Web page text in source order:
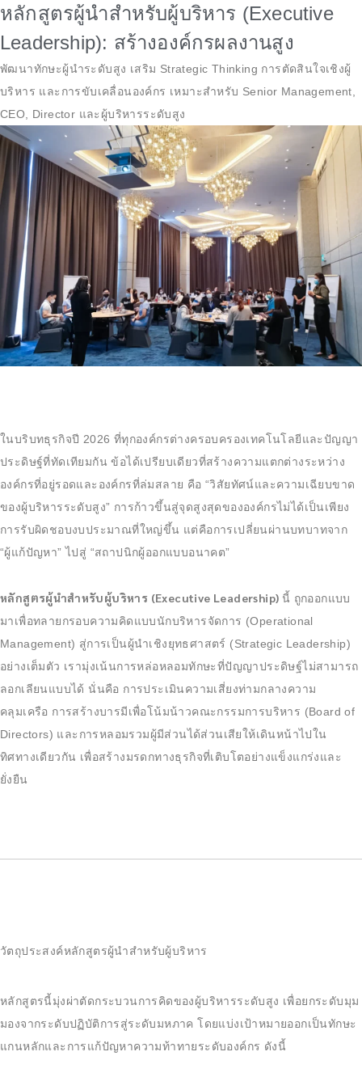
หลักสูตรผู้นำสำหรับผู้บริหาร (Executive
Leadership): สร้างองค์กรผลงานสูง
พัฒนาทักษะผู้นำระดับสูง เสริม Strategic Thinking การตัดสินใจเชิงผู้
บริหาร และการขับเคลื่อนองค์กร เหมาะสำหรับ Senior Management,
CEO, Director และผู้บริหารระดับสูง
ในบริบทธุรกิจปี 2026 ที่ทุกองค์กรต่างครอบครองเทคโนโลยีและปัญญา
ประดิษฐ์ที่ทัดเทียมกัน ข้อได้เปรียบเดียวที่สร้างความแตกต่างระหว่าง
องค์กรที่อยู่รอดและองค์กรที่ล่มสลาย คือ “วิสัยทัศน์และความเฉียบขาด
ของผู้บริหารระดับสูง” การก้าวขึ้นสู่จุดสูงสุดขององค์กรไม่ได้เป็นเพียง
การรับผิดชอบงบประมาณที่ใหญ่ขึ้น แต่คือการเปลี่ยนผ่านบทบาทจาก
“ผู้แก้ปัญหา” ไปสู่ “สถาปนิกผู้ออกแบบอนาคต”
หลักสูตรผู้นำสำหรับผู้บริหาร (Executive Leadership) นี้ ถูกออกแบบ
มาเพื่อทลายกรอบความคิดแบบนักบริหารจัดการ (Operational
Management) สู่การเป็นผู้นำเชิงยุทธศาสตร์ (Strategic Leadership)
อย่างเต็มตัว เรามุ่งเน้นการหล่อหลอมทักษะที่ปัญญาประดิษฐ์ไม่สามารถ
ลอกเลียนแบบได้ นั่นคือ การประเมินความเสี่ยงท่ามกลางความ
คลุมเครือ การสร้างบารมีเพื่อโน้มน้าวคณะกรรมการบริหาร (Board of
Directors) และการหลอมรวมผู้มีส่วนได้ส่วนเสียให้เดินหน้าไปใน
ทิศทางเดียวกัน เพื่อสร้างมรดกทางธุรกิจที่เติบโตอย่างแข็งแกร่งและ
ยั่งยืน
วัตถุประสงค์หลักสูตรผู้นำสำหรับผู้บริหาร
หลักสูตรนี้มุ่งผ่าตัดกระบวนการคิดของผู้บริหารระดับสูง เพื่อยกระดับมุม
มองจากระดับปฏิบัติการสู่ระดับมหภาค โดยแบ่งเป้าหมายออกเป็นทักษะ
แกนหลักและการแก้ปัญหาความท้าทายระดับองค์กร ดังนี้